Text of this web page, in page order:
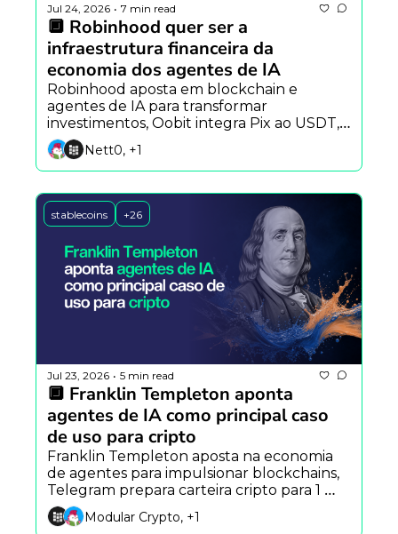
Jul 24, 2026 • 7 min read
🔲 Robinhood quer ser a
infraestrutura financeira da
economia dos agentes de IA
Robinhood aposta em blockchain e
agentes de IA para transformar
investimentos, Oobit integra Pix ao USDT,
Black Forest Labs lança o FLUX 3 e Alibaba
apresenta o Qwen Image 3.
Nett0, +1
stablecoins +26
Jul 23, 2026 • 5 min read
🔲 Franklin Templeton aponta
agentes de IA como principal caso
de uso para cripto
Franklin Templeton aposta na economia
de agentes para impulsionar blockchains,
Telegram prepara carteira cripto para 1
bilhão de usuários e IA redefine a
cibersegurança.
Modular Crypto, +1